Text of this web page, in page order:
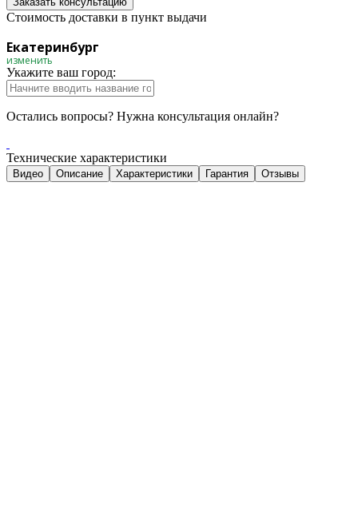
Стоимость доставки в пункт выдачи
Екатеринбург
изменить
Укажите ваш город:
Остались вопросы? Нужна консультация онлайн?
Технические характеристики
Видео Описание Характеристики Гарантия Отзывы